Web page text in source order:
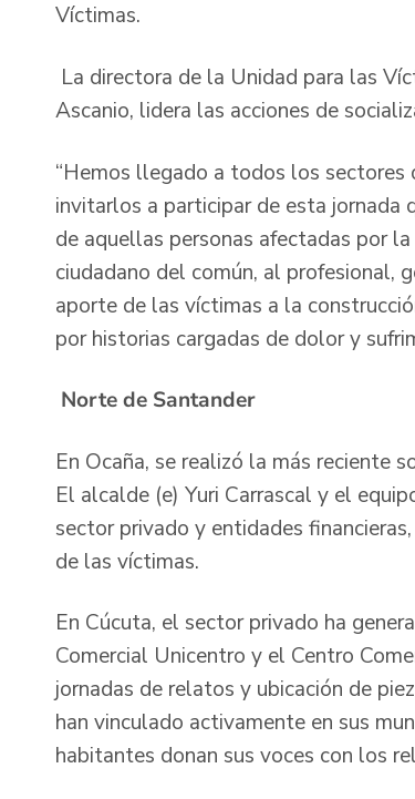
Víctimas.
La directora de la Unidad para las
Ascanio, lidera las acciones de
“Hemos llegado a todos los sectores
invitarlos a participar de esta jornada
de aquellas personas afectadas por
ciudadano del común, al profesional,
aporte de las víctimas a la
por historias cargadas de dolor y
Norte de Santander
En Ocaña, se realizó la más reciente
El alcalde (e) Yuri Carrascal y el
sector privado y entidades
de las víctimas.
En Cúcuta, el sector privado ha
Comercial Unicentro y el Centro
jornadas de relatos y ubicación de
han vinculado activamente en sus
habitantes donan sus voces con los